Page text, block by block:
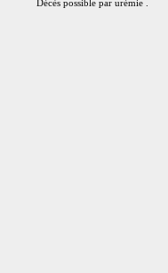
Décès possible par urémie .